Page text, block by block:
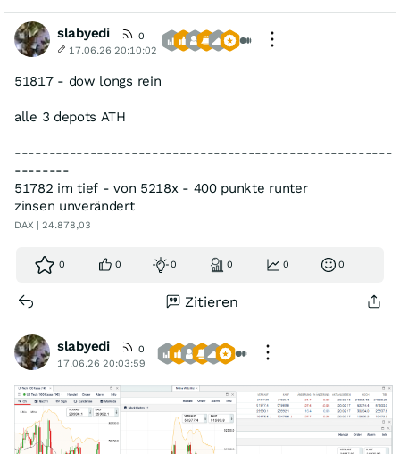
slabyedi
0
17.06.26 20:10:02
51817 - dow longs rein
alle 3 depots ATH
-------------------------------------------------------
--------
51782 im tief - von 5218x - 400 punkte runter
zinsen unverändert
DAX | 24.878,03
0 0 0 0 0 0
Zitieren
slabyedi
0
17.06.26 20:03:59